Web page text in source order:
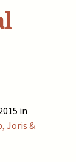
in
Joris &